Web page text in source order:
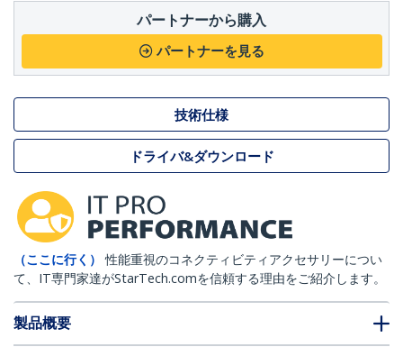
パートナーから購入
パートナーを見る
技術仕様
ドライバ&ダウンロード
（ここに行く）
性能重視のコネクティビティアクセサリーについ
て、IT専門家達がStarTech.comを信頼する理由をご紹介します。
製品概要